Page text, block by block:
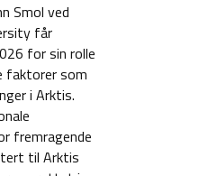
Smol ved
får
for sin rolle
faktorer som
i Arktis.
fremragende
til Arktis